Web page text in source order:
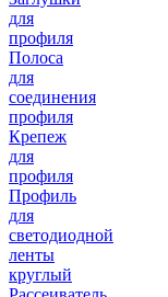
для
профиля
Полоса
для
соединения
профиля
Крепеж
для
профиля
Профиль
для
светодиодной
ленты
круглый